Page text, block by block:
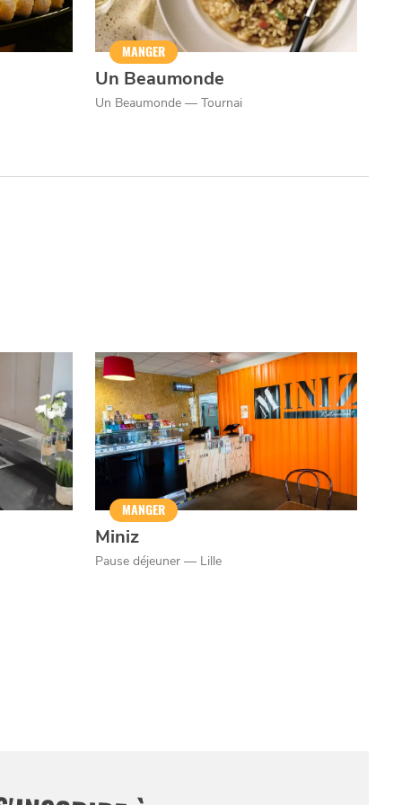
MANGER
Un Beaumonde
Un Beaumonde — Tournai
MANGER
Miniz
Pause déjeuner — Lille